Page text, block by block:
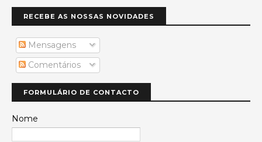
RECEBE AS NOSSAS NOVIDADES
Mensagens
Comentários
FORMULÁRIO DE CONTACTO
Nome